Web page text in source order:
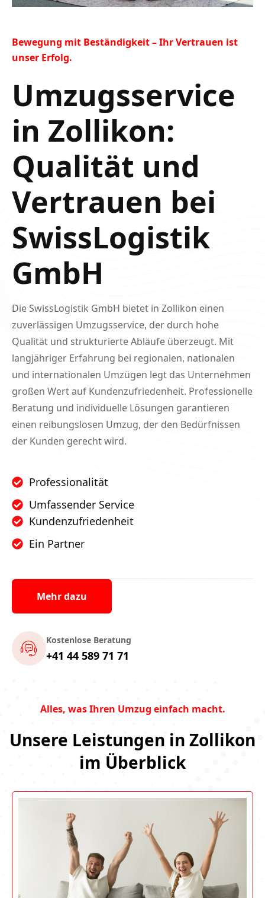
Bewegung mit Beständigkeit – Ihr Vertrauen ist
unser Erfolg.
Umzugsservice
in Zollikon:
Qualität und
Vertrauen bei
SwissLogistik
GmbH
Die SwissLogistik GmbH bietet in Zollikon einen
zuverlässigen Umzugsservice, der durch hohe
Qualität und strukturierte Abläufe überzeugt. Mit
langjähriger Erfahrung bei regionalen, nationalen
und internationalen Umzügen legt das Unternehmen
großen Wert auf Kundenzufriedenheit. Professionelle
Beratung und individuelle Lösungen garantieren
einen reibungslosen Umzug, der den Bedürfnissen
der Kunden gerecht wird.
Professionalität
Umfassender Service
Kundenzufriedenheit
Ein Partner
Mehr dazu
Kostenlose Beratung
+41 44 589 71 71
Alles, was Ihren Umzug einfach macht.
Unsere Leistungen in Zollikon
im Überblick